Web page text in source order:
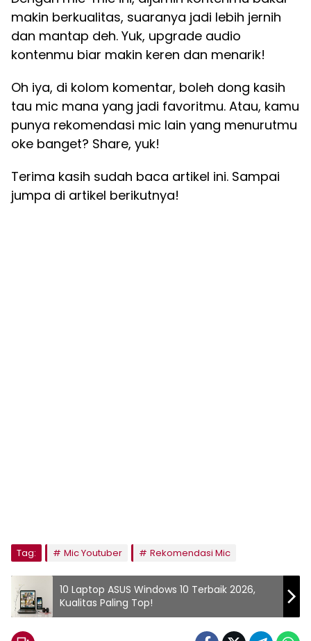
makin berkualitas, suaranya jadi lebih jernih
dan mantap deh. Yuk, upgrade audio
kontenmu biar makin keren dan menarik!
Oh iya, di kolom komentar, boleh dong kasih
tau mic mana yang jadi favoritmu. Atau, kamu
punya rekomendasi mic lain yang menurutmu
oke banget? Share, yuk!
Terima kasih sudah baca artikel ini. Sampai
jumpa di artikel berikutnya!
Tag: Mic Youtuber Rekomendasi Mic
10 Laptop ASUS Windows 10 Terbaik 2026,
Kualitas Paling Top!